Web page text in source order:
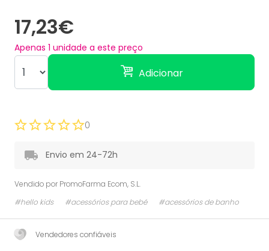
17,23€
Apenas 1 unidade a este preço
Adicionar
0
Envio em 24-72h
Vendido por PromoFarma Ecom, S.L.
#hello kids
#acessórios para bebé #acessórios de banho
Vendedores confiáveis